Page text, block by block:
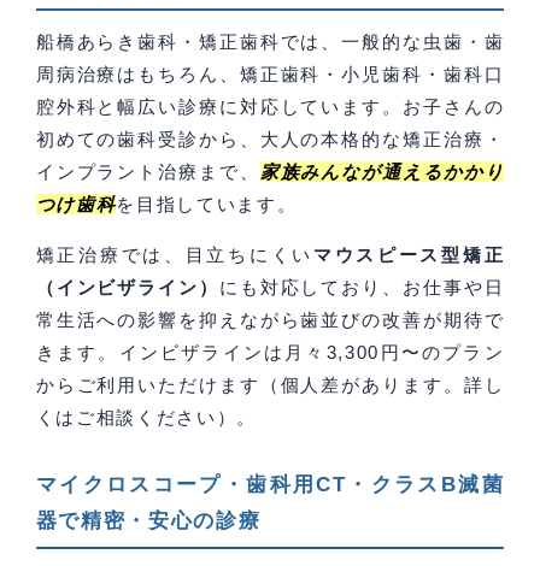
船橋あらき歯科・矯正歯科では、一般的な虫歯・歯
周病治療はもちろん、矯正歯科・小児歯科・歯科口
腔外科と幅広い診療に対応しています。お子さんの
初めての歯科受診から、大人の本格的な矯正治療・
インプラント治療まで、 家族みんなが通えるかかり
つけ歯科を目指しています。
矯正治療では、目立ちにくい マウスピース型矯正
（インビザライン） にも対応しており、お仕事や日
常生活への影響を抑えながら歯並びの改善が期待で
きます。インビザラインは月々3,300円〜のプラン
からご利用いただけます（個人差があります。詳し
くはご相談ください）。
マイクロスコープ・歯科用CT・クラスB滅菌
器で精密・安心の診療